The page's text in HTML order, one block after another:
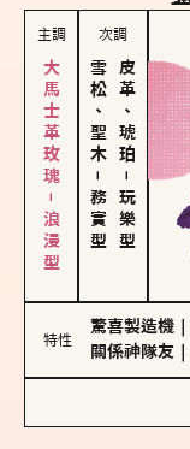
主調
大馬士革玫瑰－浪漫型
次調
雪松、聖木
－
務實型
皮革、琥珀
－
玩樂型
特性
驚喜製造機
關係神隊友